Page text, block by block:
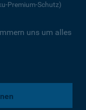
Premium-Schutz)
uns um alles